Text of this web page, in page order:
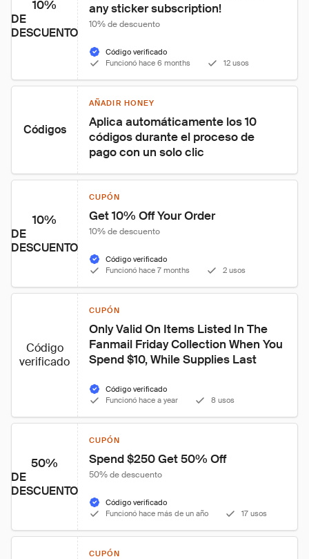
10%
DE
DESCUENTO
any sticker subscription!
10% de descuento
Código verificado
Funcionó hace 6 months
12 usos
Códigos
AÑADIR HONEY
Aplica automáticamente los 10
códigos durante el proceso de
pago con un solo clic
10%
DE
DESCUENTO
CUPÓN
Get 10% Off Your Order
10% de descuento
Código verificado
Funcionó hace 7 months
2 usos
Código
verificado
CUPÓN
Only Valid On Items Listed In The
Fanmail Friday Collection When You
Spend $10, While Supplies Last
Código verificado
Funcionó hace a year
8 usos
50%
DE
DESCUENTO
CUPÓN
Spend $250 Get 50% Off
50% de descuento
Código verificado
Funcionó hace más de un año
17 usos
CUPÓN